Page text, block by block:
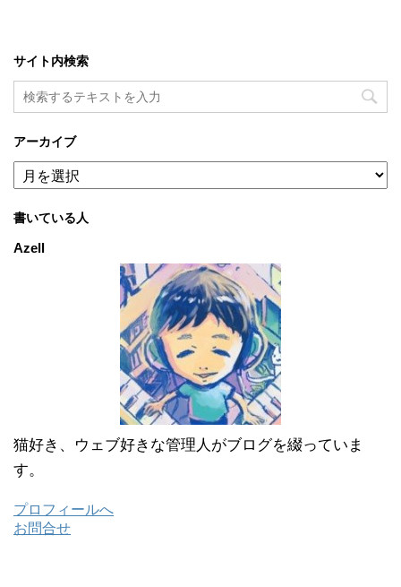
サイト内検索
アーカイブ
ア
ー
イ
ブ
書いている人
Azell
猫好き、ウェブ好きな管理人がブログを綴っていま
す。
プロフィールへ
お問合せ